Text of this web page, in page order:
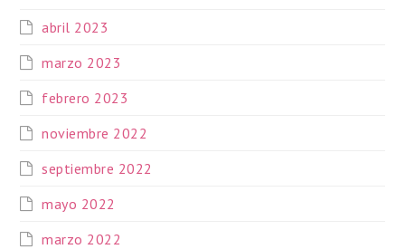
abril 2023
marzo 2023
febrero 2023
noviembre 2022
septiembre 2022
mayo 2022
marzo 2022